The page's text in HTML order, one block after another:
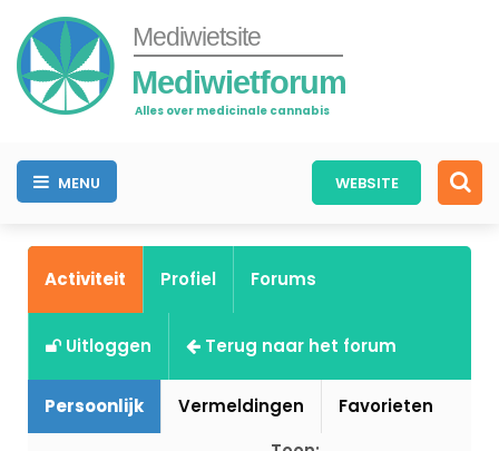
Mediwietsite
Mediwietforum
Alles over medicinale cannabis
MENU WEBSITE
Activiteit Profiel Forums
Uitloggen Terug naar het forum
Persoonlijk Vermeldingen
Favorieten